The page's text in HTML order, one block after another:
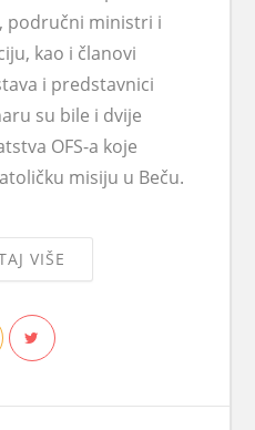
područni ministri i
kao i članovi
i predstavnici
su bile i dvije
OFS-a koje
misiju u Beču.
VIŠE